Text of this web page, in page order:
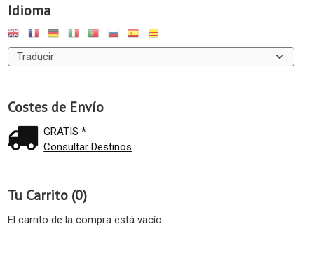
Idioma
Costes de Envío
GRATIS *
Consultar Destinos
Tu Carrito (0)
El carrito de la compra está vacío